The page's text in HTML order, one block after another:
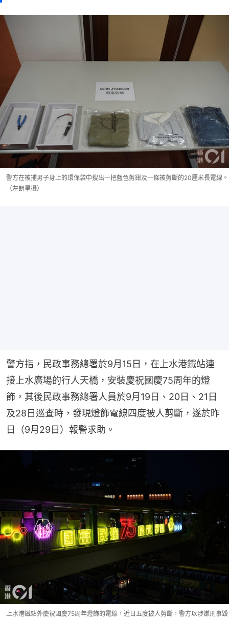
警方在被捕男子身上的環保袋中搜出一把藍色剪鉗及一條被剪斷的20厘米長電線。
（左朗星攝）
警方指，民政事務總署於9月15日，在上水港鐵站連
接上水廣場的行人天橋，安裝慶祝國慶75周年的燈
飾，其後民政事務總署人員於9月19日、20日、21日
及28日巡查時，發現燈飾電線四度被人剪斷，遂於昨
日（9月29日）報警求助。
上水港鐵站外慶祝國慶75周年燈飾的電線，近日五度被人剪斷，警方以涉嫌刑事毀